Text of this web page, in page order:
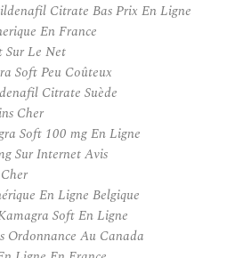
Citrate Bas Prix En Ligne
En France
Sur Le Net
Soft Peu Coûteux
Citrate Suède
Cher
Soft 100 mg En Ligne
Sur Internet Avis
En Ligne Belgique
Soft En Ligne
Ordonnance Au Canada